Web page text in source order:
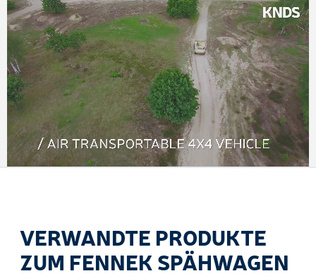
VERWANDTE PRODUKTE
ZUM FENNEK SPÄHWAGEN